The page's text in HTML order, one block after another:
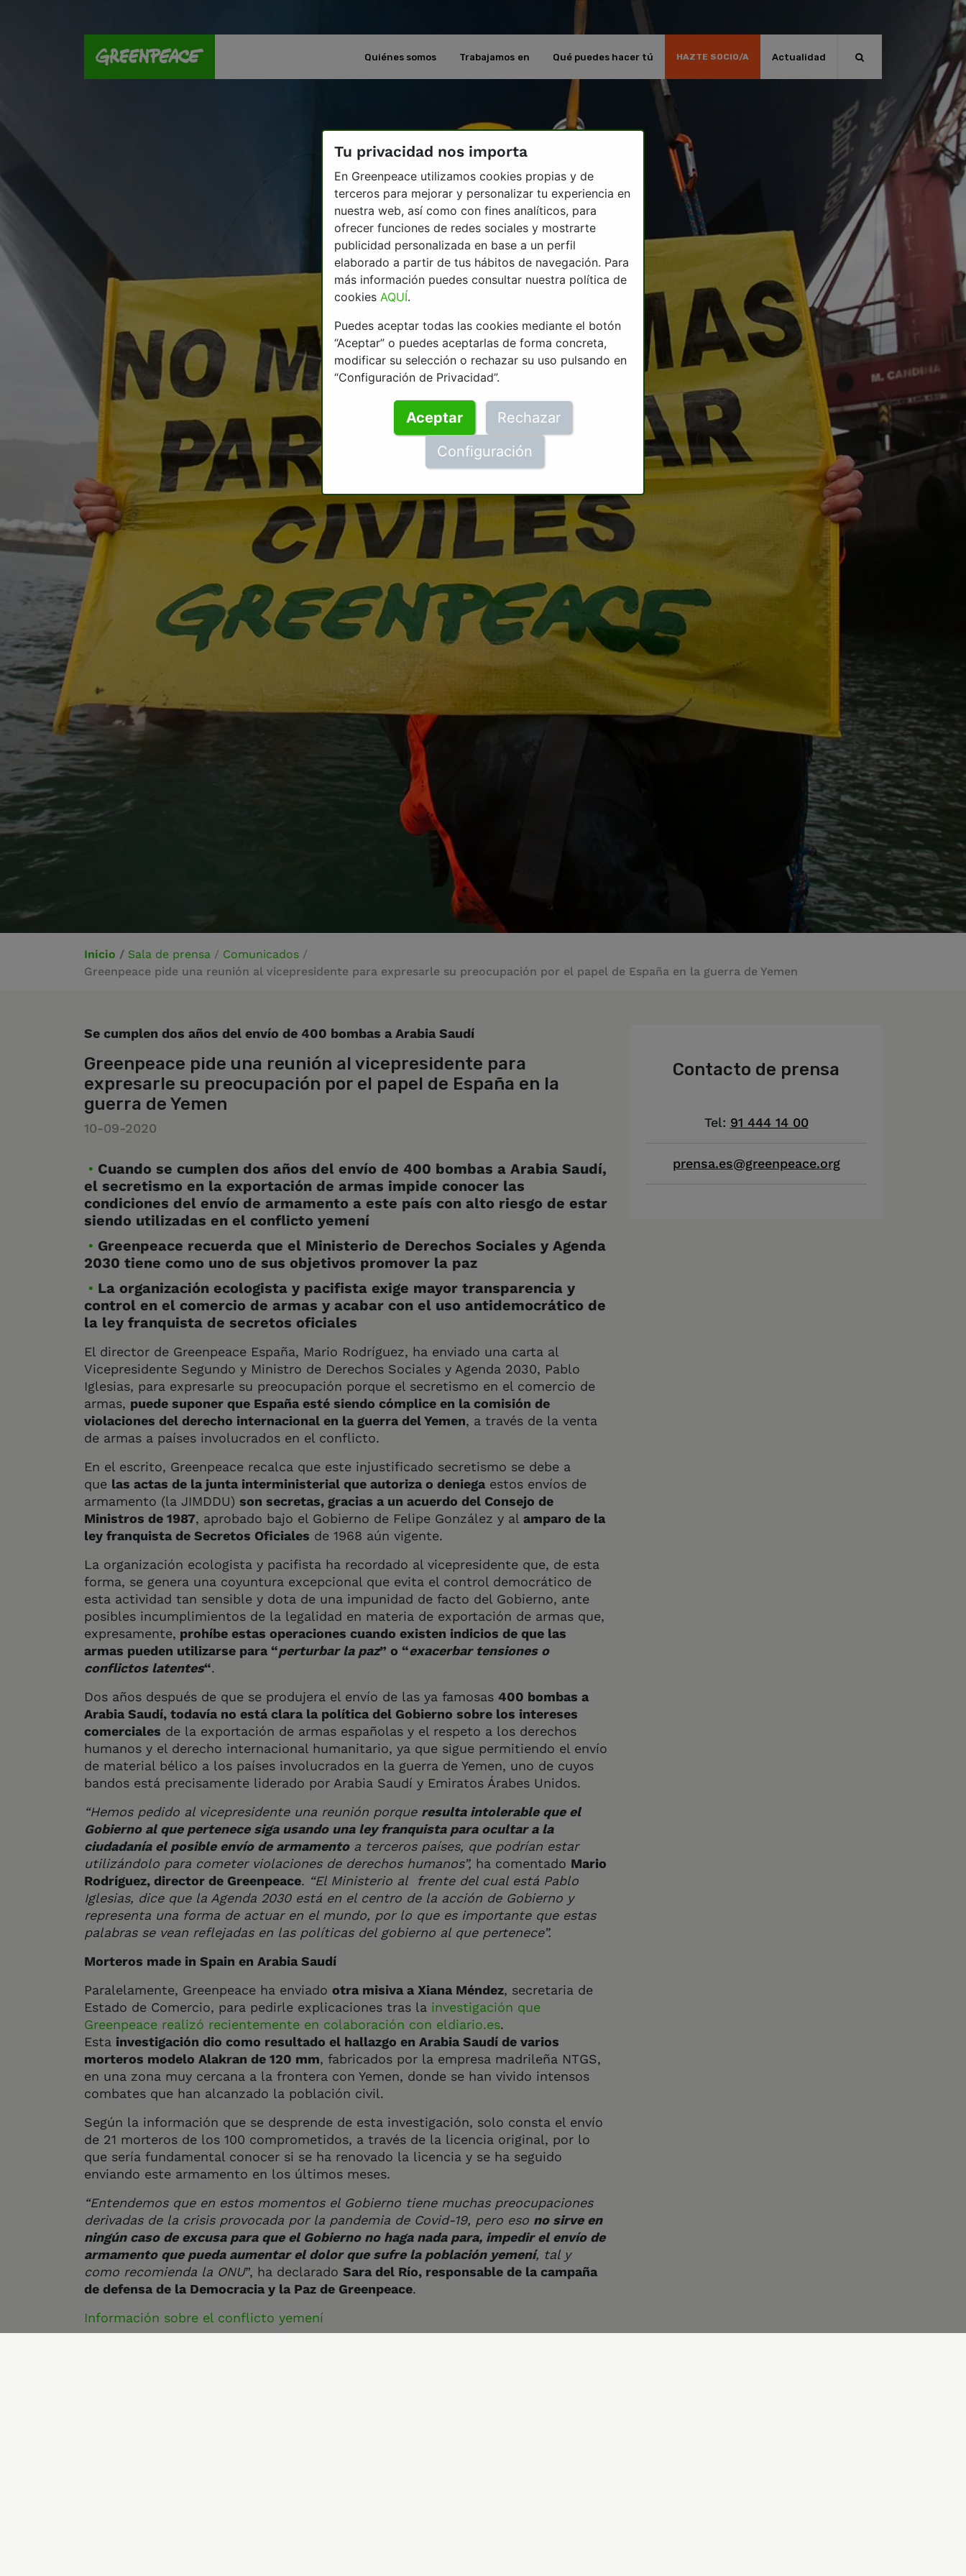
Quiénes somos Trabajamos en Qué puedes hacer tú HAZTE SOCIO/A Actualidad
Inicio / Sala de prensa / Comunicados /
Greenpeace pide una reunión al vicepresidente para expresarle su preocupación por el papel de España en la guerra de Yemen
Se cumplen dos años del envío de 400 bombas a Arabia Saudí
Greenpeace pide una reunión al vicepresidente para
expresarle su preocupación por el papel de España en la
guerra de Yemen
10-09-2020
Cuando se cumplen dos años del envío de 400 bombas a Arabia Saudí,
el secretismo en la exportación de armas impide conocer las
condiciones del envío de armamento a este país con alto riesgo de estar
siendo utilizadas en el conflicto yemení
Greenpeace recuerda que el Ministerio de Derechos Sociales y Agenda
2030 tiene como uno de sus objetivos promover la paz
La organización ecologista y pacifista exige mayor transparencia y
control en el comercio de armas y acabar con el uso antidemocrático de
la ley franquista de secretos oficiales
El director de Greenpeace España, Mario Rodríguez, ha enviado una carta al
Vicepresidente Segundo y Ministro de Derechos Sociales y Agenda 2030, Pablo
Iglesias, para expresarle su preocupación porque el secretismo en el comercio de
armas, puede suponer que España esté siendo cómplice en la comisión de
violaciones del derecho internacional en la guerra del Yemen, a través de la venta
de armas a países involucrados en el conflicto.
En el escrito, Greenpeace recalca que este injustificado secretismo se debe a
que las actas de la junta interministerial que autoriza o deniega estos envíos de
armamento (la JIMDDU) son secretas, gracias a un acuerdo del Consejo de
Ministros de 1987, aprobado bajo el Gobierno de Felipe González y al amparo de la
ley franquista de Secretos Oficiales de 1968 aún vigente.
La organización ecologista y pacifista ha recordado al vicepresidente que, de esta
forma, se genera una coyuntura excepcional que evita el control democrático de
esta actividad tan sensible y dota de una impunidad de facto del Gobierno, ante
posibles incumplimientos de la legalidad en materia de exportación de armas que,
expresamente, prohíbe estas operaciones cuando existen indicios de que las
armas pueden utilizarse para “perturbar la paz” o “exacerbar tensiones o
conflictos latentes“.
Dos años después de que se produjera el envío de las ya famosas 400 bombas a
Arabia Saudí, todavía no está clara la política del Gobierno sobre los intereses
comerciales de la exportación de armas españolas y el respeto a los derechos
humanos y el derecho internacional humanitario, ya que sigue permitiendo el envío
de material bélico a los países involucrados en la guerra de Yemen, uno de cuyos
bandos está precisamente liderado por Arabia Saudí y Emiratos Árabes Unidos.
“Hemos pedido al vicepresidente una reunión porque resulta intolerable que el
Gobierno al que pertenece siga usando una ley franquista para ocultar a la
ciudadanía el posible envío de armamentoa terceros países, que podrían estar
utilizándolo para cometer violaciones de derechos humanos”, ha comentado Mario
Rodríguez, director de Greenpeace. “El Ministerio al frente del cual está Pablo
Iglesias, dice que la Agenda 2030 está en el centro de la acción de Gobierno y
representa una forma de actuar en el mundo, por lo que es importante que estas
palabras se vean reflejadas en las políticas del gobierno al que pertenece”.
Morteros made in Spain en Arabia Saudí
Paralelamente, Greenpeace ha enviado otra misiva a Xiana Méndez, secretaria de
Estado de Comercio, para pedirle explicaciones tras la investigación que
Greenpeace realizó recientemente en colaboración con eldiario.es.
Esta investigación dio como resultado el hallazgo en Arabia Saudí de varios
morteros modelo Alakran de 120 mm, fabricados por la empresa madrileña NTGS,
en una zona muy cercana a la frontera con Yemen, donde se han vivido intensos
combates que han alcanzado la población civil.
Según la información que se desprende de esta investigación, solo consta el envío
de 21 morteros de los 100 comprometidos, a través de la licencia original, por lo
que sería fundamental conocer si se ha renovado la licencia y se ha seguido
enviando este armamento en los últimos meses.
“Entendemos que en estos momentos el Gobierno tiene muchas preocupaciones
derivadas de la crisis provocada por la pandemia de Covid-19, pero eso no sirve en
ningún caso de excusa para que el Gobierno no haga nada para, impedir el envío de
armamento que pueda aumentar el dolor que sufre la población yemení, tal y
como recomienda la ONU”, ha declarado Sara del Río, responsable de la campaña
de defensa de la Democracia y la Paz de Greenpeace.
Información sobre el conflicto yemení
Contacto de prensa
Tel: 91 444 14 00
prensa.es@greenpeace.org
Tu privacidad nos importa
En Greenpeace utilizamos cookies propias y de
terceros para mejorar y personalizar tu experiencia en
nuestra web, así como con fines analíticos, para
ofrecer funciones de redes sociales y mostrarte
publicidad personalizada en base a un perfil
elaborado a partir de tus hábitos de navegación. Para
más información puedes consultar nuestra política de
cookies AQUÍ.
Puedes aceptar todas las cookies mediante el botón
“Aceptar” o puedes aceptarlas de forma concreta,
modificar su selección o rechazar su uso pulsando en
“Configuración de Privacidad”.
Aceptar
Rechazar
Configuración